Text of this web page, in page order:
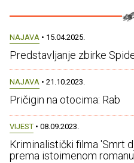
NAJAVA • 15.04.2025.
Predstavljanje zbirke
NAJAVA • 21.10.2023.
Pričigin na otocima: Rab
VIJEST • 08.09.2023.
Kriminalistički filma 'Smrt
prema istoimenom